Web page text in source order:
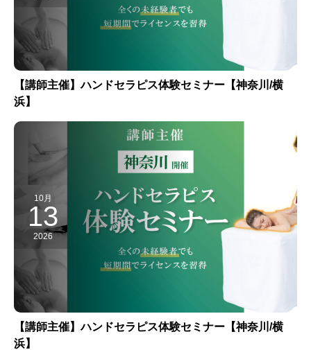
【講師主催】ハンドセラピス体験セミナー【神奈川/横
浜】
10月
13
2026
【講師主催】ハンドセラピス体験セミナー【神奈川/横
浜】